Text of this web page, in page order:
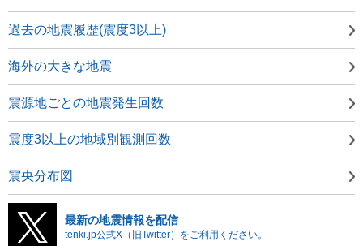
過去の地震履歴(震度3以上)
海外の大きな地震
震源地ごとの地震発生回数
震度3以上の地域別観測回数
震央分布図
最新の地震情報を配信
tenki.jp公式X（旧Twitter）をご利用ください。